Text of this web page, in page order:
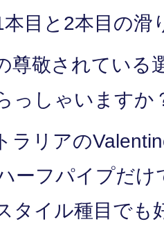
目と2本目の滑
尊敬されている
っしゃいますか
ラリアの
ーフパイプだ
タイル種目でも